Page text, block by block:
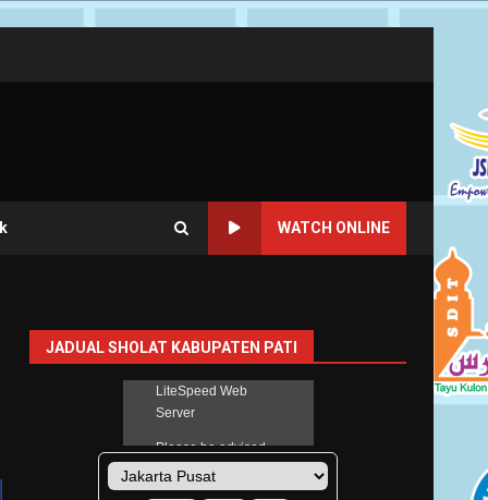
WATCH ONLINE
JADUAL SHOLAT KABUPATEN PATI